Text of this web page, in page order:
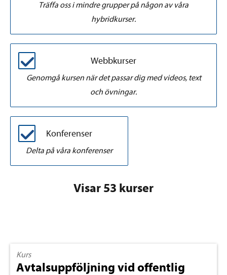
Träffa oss i mindre grupper på någon av våra
hybridkurser.
Webbkurser
Genomgå kursen när det passar dig med videos, text
och övningar.
Konferenser
Delta på våra konferenser
Visar 53 kurser
Kurs
Avtalsuppföljning vid offentlig